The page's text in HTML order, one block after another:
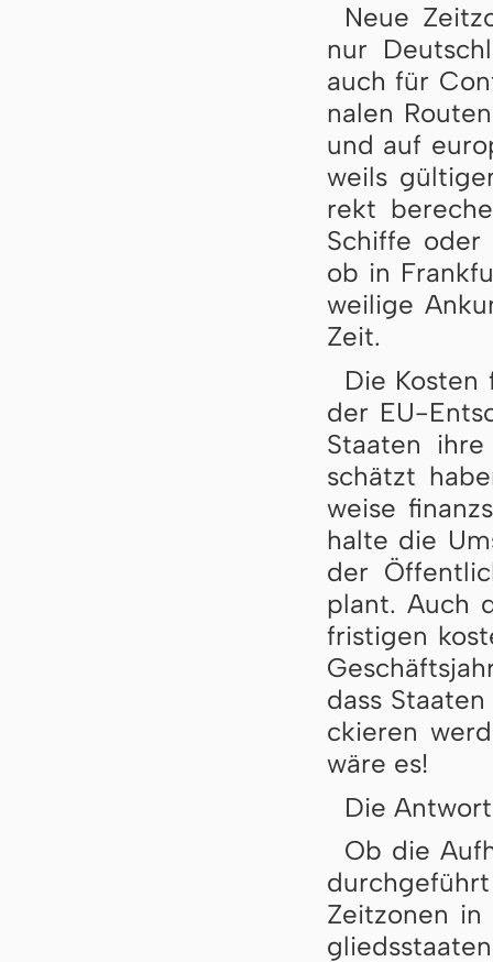
Neue
nur
auch für
na­len
und auf
weils
rekt
Schi­ffe
ob in
wei­lige
Zeit.
Die
der EU-
Staa­ten
schätzt
wei­se
halte die
der
plant. Auch
fris­ti­gen
dass
ckie­ren
wäre es!
Die
Ob die
Zeit­zo­nen